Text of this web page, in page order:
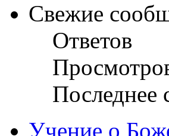
Свежие
Ответов
Последнее
Учение о